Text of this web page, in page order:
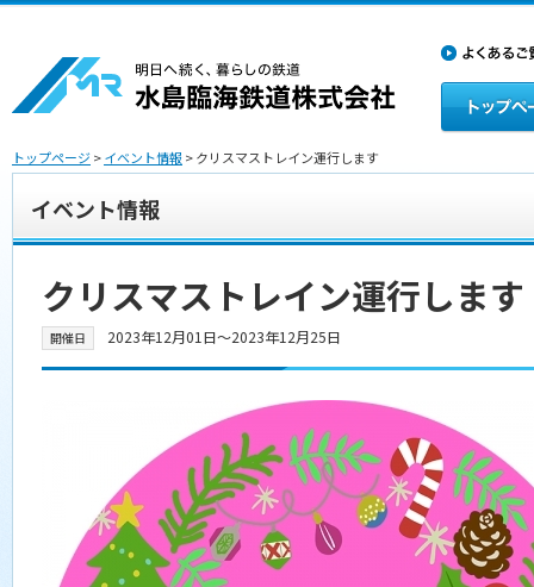
トップページ>イベント情報> クリスマストレイン運行します
イベント情報
クリスマストレイン運行します
開催日 2023年12月01日〜2023年12月25日